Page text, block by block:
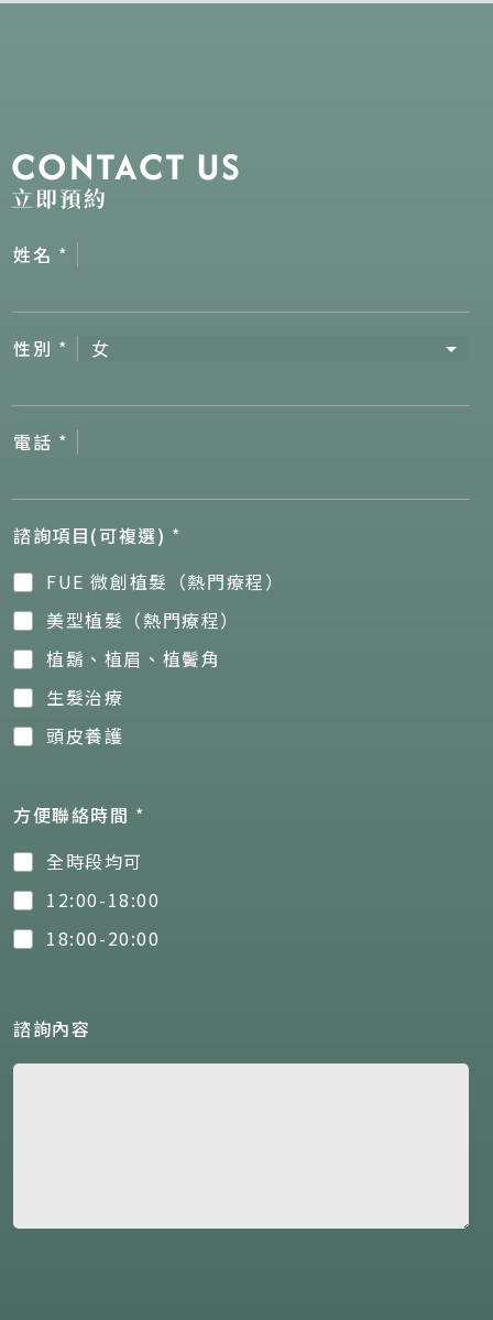
CONTACT US
立即預約
姓名 *
性別 *
電話 *
諮詢項目(可複選) *
FUE 微創植髮（熱門療程）
美型植髮（熱門療程）
植鬍、植眉、植鬢角
生髮治療
頭皮養護
方便聯絡時間 *
全時段均可
12:00-18:00
18:00-20:00
諮詢內容